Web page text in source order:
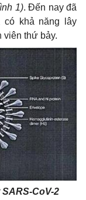
1). Đến nay đã
có khả năng lây
viên thứ bảy.
CoV-2